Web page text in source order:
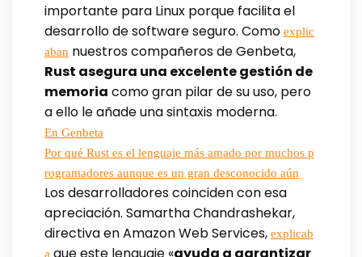
importante para Linux porque facilita el
desarrollo de software seguro. Como explic
aban nuestros compañeros de Genbeta,
Rust asegura una excelente gestión de
memoria como gran pilar de su uso, pero
a ello le añade una sintaxis moderna.
En Genbeta
Por qué Rust es el lenguaje más amado por muchos p
rogramadores aunque es un gran desconocido aún
Los desarrolladores coinciden con esa
apreciación. Samartha Chandrashekar,
directiva en Amazon Web Services, explicab
a que este lenguaje «ayuda a garantizar